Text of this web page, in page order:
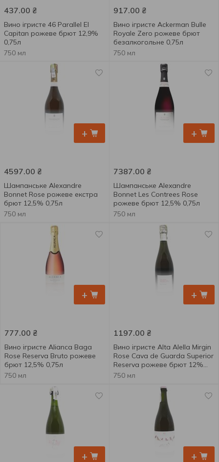
437.00 ₴
Вино ігристе 46 Parallel El
Capitan рожеве брют 12,9%
0,75л
750 мл
917.00 ₴
Вино ігристе Ackerman Bulle
Royale Zero рожеве брют
безалкогольне 0,75л
750 мл
+
4597.00 ₴
Шампанське Alexandre
Bonnet Rose рожеве екстра
брют 12,5% 0,75л
750 мл
+
7387.00 ₴
Шампанське Alexandre
Bonnet Les Contrees Rose
рожеве брют 12,5% 0,75л
750 мл
+
777.00 ₴
Вино ігристе Alianca Baga
Rose Reserva Bruto рожеве
брют 12,5% 0,75л
750 мл
+
1197.00 ₴
Вино ігристе Alta Alella Mirgin
Rose Cava de Guarda Superior
Reserva рожеве брют 12%
0,75л
750 мл
+ +